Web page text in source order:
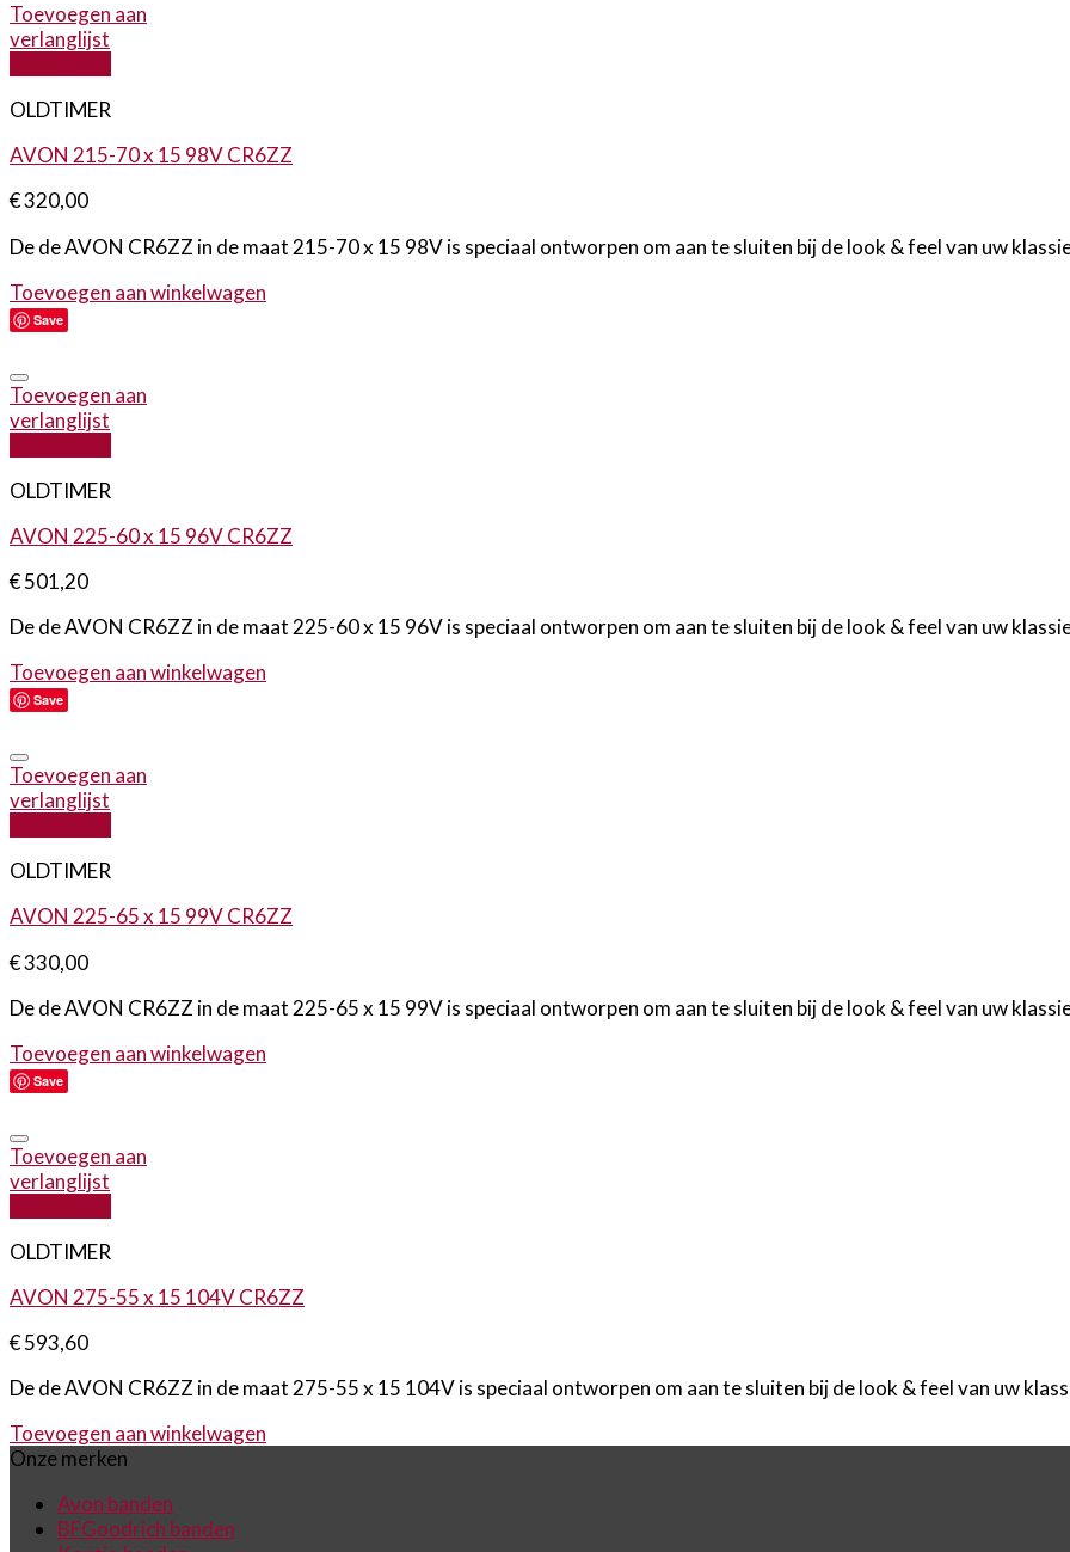
Toevoegen aan
verlanglijst
OLDTIMER
AVON 215-70 x 15 98V CR6ZZ
€320,00
De de AVON CR6ZZ in de maat 215-70 x 15 98V is speciaal ontworpen om aan te sluiten bij de look & feel van uw
Toevoegen aan winkelwagen
Save
Toevoegen aan
verlanglijst
OLDTIMER
AVON 225-60 x 15 96V CR6ZZ
€501,20
De de AVON CR6ZZ in de maat 225-60 x 15 96V is speciaal ontworpen om aan te sluiten bij de look & feel van uw
Toevoegen aan winkelwagen
Save
Toevoegen aan
verlanglijst
OLDTIMER
AVON 225-65 x 15 99V CR6ZZ
€330,00
De de AVON CR6ZZ in de maat 225-65 x 15 99V is speciaal ontworpen om aan te sluiten bij de look & feel van uw
Toevoegen aan winkelwagen
Save
Toevoegen aan
verlanglijst
OLDTIMER
AVON 275-55 x 15 104V CR6ZZ
€593,60
De de AVON CR6ZZ in de maat 275-55 x 15 104V is speciaal ontworpen om aan te sluiten bij de look & feel van uw
Toevoegen aan winkelwagen
Onze merken
Avon banden
BFGoodrich banden